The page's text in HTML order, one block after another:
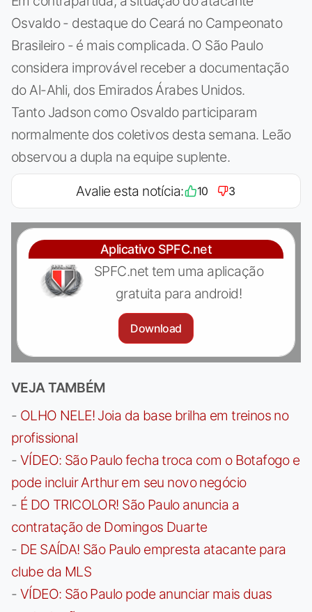
Osvaldo - destaque do Ceará no Campeonato
Brasileiro - é mais complicada. O São Paulo
considera improvável receber a documentação
do Al-Ahli, dos Emirados Árabes Unidos.
Tanto Jadson como Osvaldo participaram
normalmente dos coletivos desta semana. Leão
observou a dupla na equipe suplente.
Avalie esta notícia: 10 3
Aplicativo SPFC.net
SPFC.net tem uma aplicação
gratuita para android!
Download
VEJA TAMBÉM
- OLHO NELE! Joia da base brilha em treinos no
profissional
- VÍDEO: São Paulo fecha troca com o Botafogo e
pode incluir Arthur em seu novo negócio
- É DO TRICOLOR! São Paulo anuncia a
contratação de Domingos Duarte
- DE SAÍDA! São Paulo empresta atacante para
clube da MLS
- VÍDEO: São Paulo pode anunciar mais duas